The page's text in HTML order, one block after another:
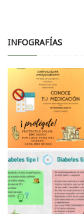
INFOGRAFÍAS